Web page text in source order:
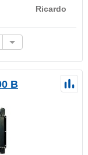
Ricardo
B